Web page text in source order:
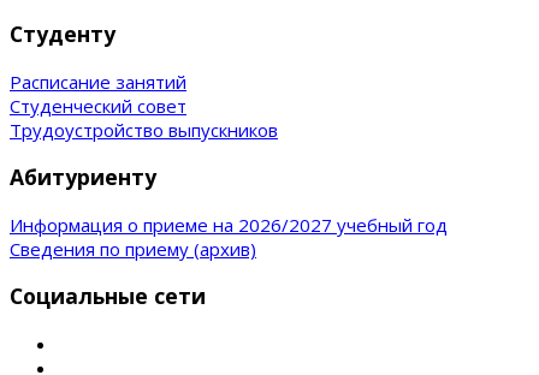
Студенту
Расписание занятий
Студенческий совет
Трудоустройство выпускников
Абитуриенту
Информация о приеме на 2026/2027 учебный год
Сведения по приему (архив)
Социальные сети